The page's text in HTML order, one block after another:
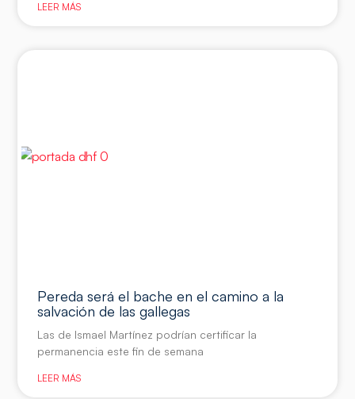
LEER MÁS
Pereda será el bache en el camino a la
salvación de las gallegas
Las de Ismael Martínez podrían certificar la
permanencia este fin de semana
LEER MÁS